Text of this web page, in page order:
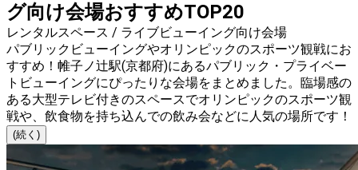
グ向け会場おすすめTOP20
レンタルスペース / ライブビューイング向け会場
パブリックビューイングやオリンピックのスポーツ観戦にお
すすめ！帷子ノ辻駅(京都府)にあるパブリック・プライベー
トビューイングにぴったりな会場をまとめました。臨場感の
ある大型テレビ付きのスペースでオリンピックのスポーツ観
戦や、飲食物を持ち込んでの飲み会などに人気の場所です！
(続く)